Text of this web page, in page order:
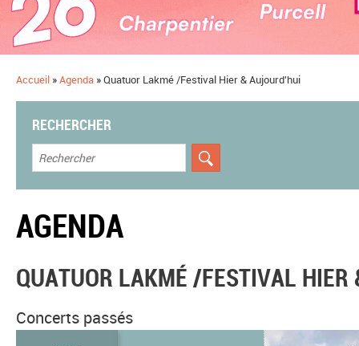
Accueil »Agenda »Quatuor Lakmé /Festival Hier & Aujourd'hui
RECHERCHER
AGENDA
QUATUOR LAKMÉ /FESTIVAL
Concerts passés